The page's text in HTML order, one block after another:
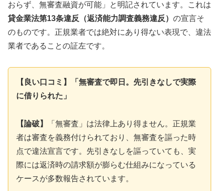
おらず、無審査融資が可能」と明記されています。これは
貸金業法第13条違反（返済能力調査義務違反） の宣言そ
のものです。正規業者では絶対にあり得ない表現で、違法
業者であることの証左です。
【良い口コミ】「無審査で即日。先引きなしで実際
に借りられた」
【論破】
「無審査」は法律上あり得ません。正規業
者は審査を義務付けられており、無審査を謳った時
点で違法宣言です。先引きなしを謳っていても、実
際には返済時の請求額が膨らむ仕組みになっている
ケースが多数報告されています。